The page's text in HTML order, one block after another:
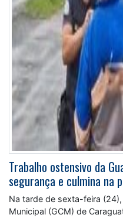
Trabalho ostensivo da
segurança e culmina na
Na tarde de sexta-feira
Municipal (GCM) de